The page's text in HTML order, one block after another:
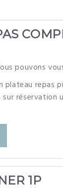
pouvons
plateau repas
réservation
1P